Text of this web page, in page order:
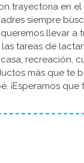
trayectoria en
siempre
llevar a
tareas de
recreación,
más que te
¡Esperamos que